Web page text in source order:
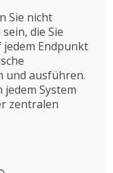
Sie nicht
die Sie
Endpunkt
und ausführen.
System
zentralen